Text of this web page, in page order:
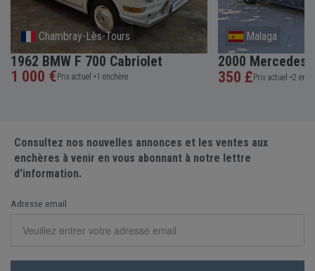
Chambray-Lès-Tours
1962 BMW F 700 Cabriolet
1 000 €Prix actuel •1 enchère
Malaga
2000 Mercedes-
350 £Prix actuel •2
Consultez nos nouvelles annonces et les ventes aux
enchères à venir en vous abonnant à notre lettre
d'information.
Adresse email